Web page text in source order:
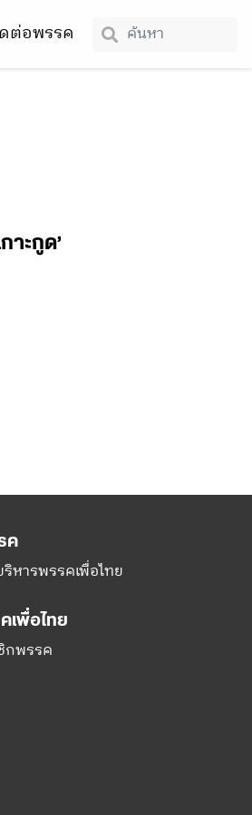
ต่อพรรค
าะกูด’
ค
หารพรรคเพื่อไทย
เพื่อไทย
กพรรค